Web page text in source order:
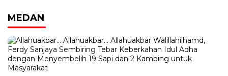
MEDAN